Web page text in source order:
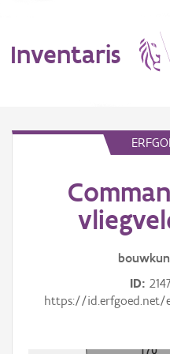
Inventaris
Erfgoedobject
Aanduidingsobject
ID
https://id.erfgoed.net/